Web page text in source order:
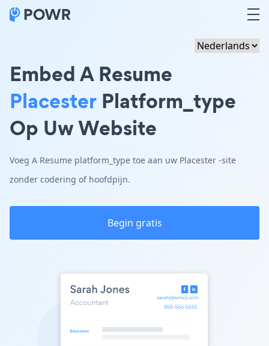
Embed A Resume
Placester Platform_type
Op Uw Website
Voeg A Resume platform_type toe aan uw Placester -site
zonder codering of hoofdpijn.
Begin gratis